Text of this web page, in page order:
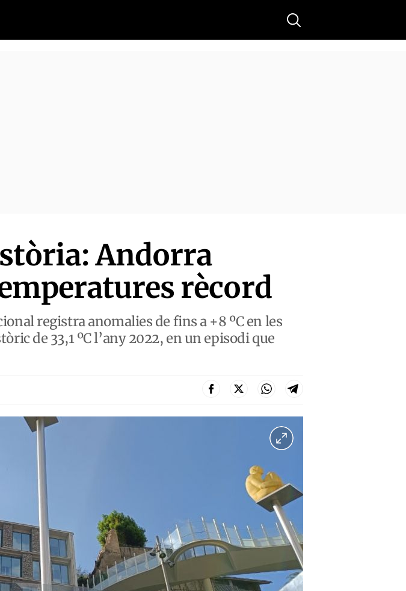
Buscar
Andorra
rècord
registra anomalies de fins a +8 ºC en les
de 33,1 ºC l’any 2022, en un episodi que